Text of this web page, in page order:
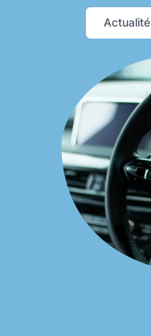
Actualité